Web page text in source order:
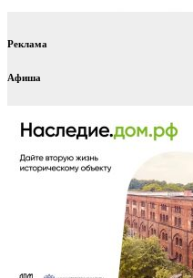
Реклама
Афиша